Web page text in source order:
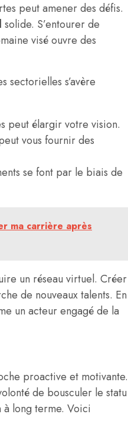
peut amener des défis.
solide. S’entourer de
visé ouvre des
sectorielles s’avère
peut élargir votre vision.
vous fournir des
se font par le biais de
ma carrière après
un réseau virtuel. Créer
de nouveaux talents. En
un acteur engagé de la
proactive et motivante.
de bousculer le statu
long terme. Voici